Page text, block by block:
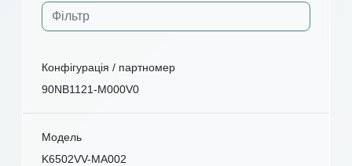
Конфігурація / партномер
90NB1121-M000V0
Модель
K6502VV-MA002